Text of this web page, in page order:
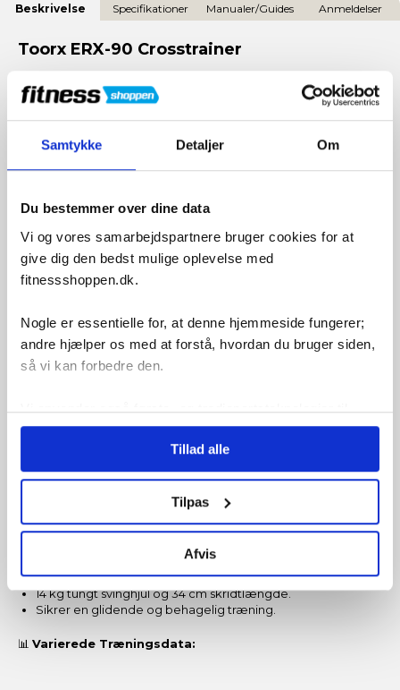
Samtykke Detaljer Om
Du bestemmer over dine data
Vi og vores samarbejdspartnere bruger cookies for at
give dig den bedst mulige oplevelse med
fitnessshoppen.dk.
Nogle er essentielle for, at denne hjemmeside fungerer;
andre hjælper os med at forstå, hvordan du bruger siden,
så vi kan forbedre den.
Vi anvender også første- og tredjepartsteknologier til
marketing formål. Klik på “Tillad alle” for at fortsætte som
angivet, eller klik på “Tilpas” for at vælge, hvilke typer
cookies du vil acceptere.
Tillad alle
Tilpas
Afvis
Beskrivelse Specifikationer Manualer/Guides Anmeldelser
Toorx ERX-90 Crosstrainer
TOORX ERX 90 Crosstrainer: Overkommelig Kvalitet til
Din Træning
TOORX ERX 90 er designet til at levere værdi for pengene, og
her er nogle af de træk, der gør den til en solid
Overskuelig computer med blå baggrundsbelysning.
🏋️Stabil Konstruktion:
Tilpas træningsintensiteten efter dine behov.
🚴
14 kg tungt svinghjul og 34 cm skridtlængde.
Sikrer en glidende og behagelig træning.
📊 Varierede Træningsdata: